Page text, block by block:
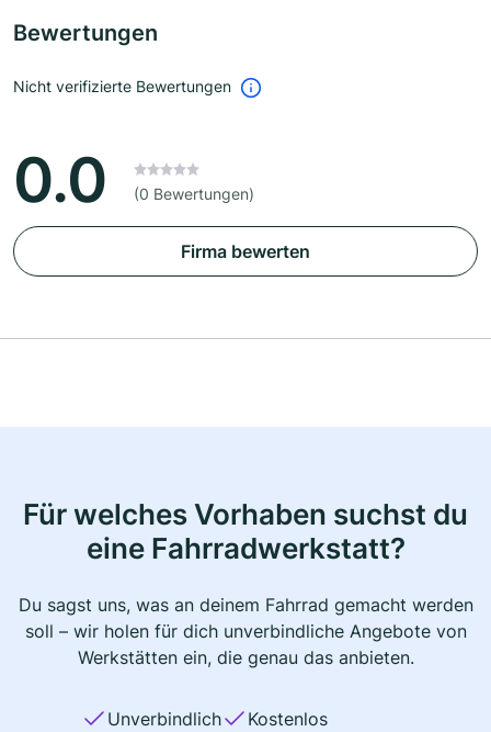
Bewertungen
Nicht verifizierte Bewertungen
0.0 (0 Bewertungen)
Firma bewerten
Für welches Vorhaben suchst du
eine Fahrradwerkstatt?
Du sagst uns, was an deinem Fahrrad gemacht werden
soll – wir holen für dich unverbindliche Angebote von
Werkstätten ein, die genau das anbieten.
Unverbindlich
Kostenlos